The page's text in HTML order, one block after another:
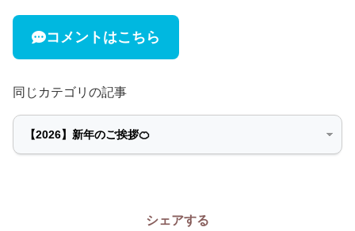
コメントはこちら
同じカテゴリの記事
シェアする